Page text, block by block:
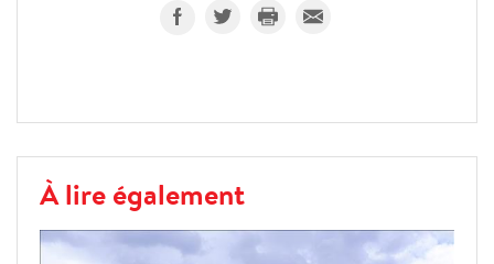
À lire également